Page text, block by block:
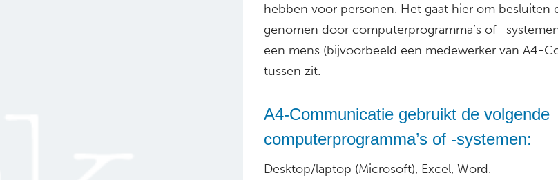
hebben voor personen. Het gaat hier om besluiten
genomen door computerprogramma’s of -
een mens (bijvoorbeeld een medewerker van A4-
tussen zit.
A4-Communicatie gebruikt de volgende
computerprogramma’s of -systemen:
Desktop/laptop (Microsoft), Excel, Word.